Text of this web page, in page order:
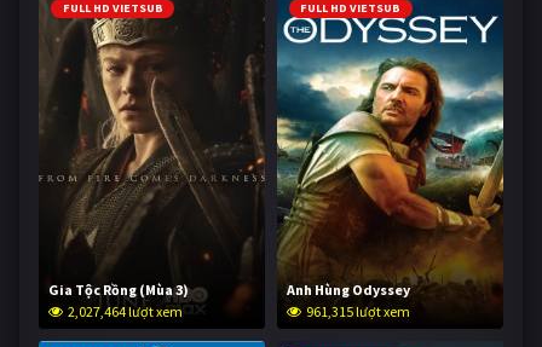
FULL HD VIETSUB
Gia Tộc Rồng (Mùa 3)
2,027,464 lượt xem
FULL HD VIETSUB
Anh Hùng Odyssey
961,315 lượt xem